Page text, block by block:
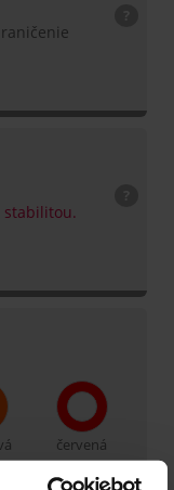
stabilitou.
červená